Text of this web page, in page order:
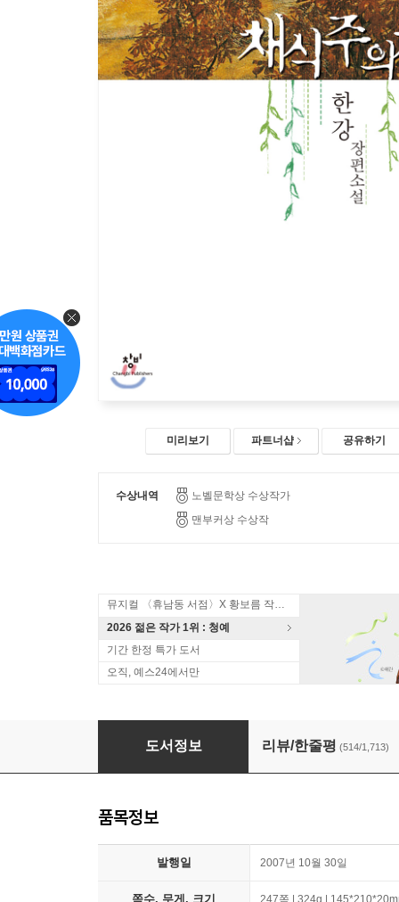
미리보기 파트너샵 공유하기
수상내역
노벨문학상 수상작가
맨부커상 수상작
뮤지컬 〈휴남동 서점〉X 황보름 작가 북토크
2026 젊은 작가 1위 : 청예
기간 한정 특가 도서
오직, 예스24에서만
채식주의자
도서정보 리뷰/한줄평 (514/1,713)
품목정보
발행일 2007년 10월 30일
쪽수, 무게, 크기